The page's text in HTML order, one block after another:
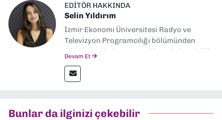
EDITÖR HAKKINDA
Selin Yıldırım
İzmir Ekonomi Üniversitesi Radyo ve
Televizyon Programcılığı bölümünden
2024 senesinde mezun oldum. Dokuz Eylül
editörlük görevini de üstleniyorum.
Devam Et
Bunlar da ilginizi çekebilir